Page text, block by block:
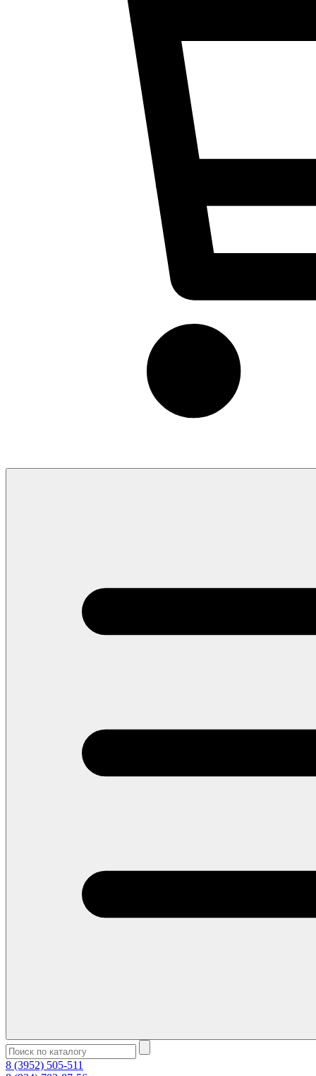
8 (3952) 505-511